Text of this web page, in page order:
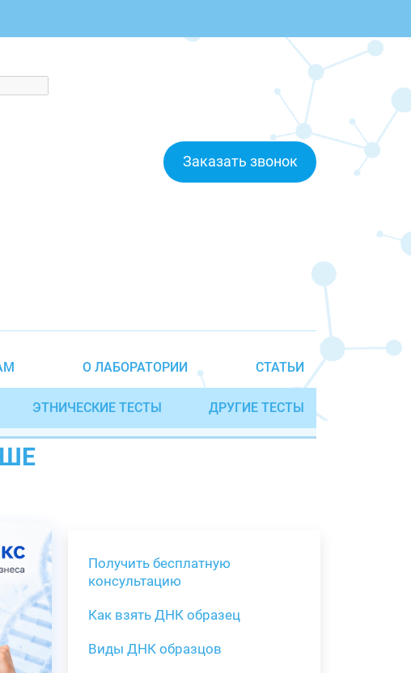
Заказать звонок
О ЛАБОРАТОРИИ СТАТЬИ
ЭТНИЧЕСКИЕ ТЕСТЫ ДРУГИЕ ТЕСТЫ
Получить бесплатную
консультацию
Как взять ДНК образец
Виды ДНК образцов